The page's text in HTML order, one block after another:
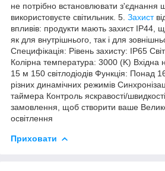
не потрібно встановлювати з'єднання
використовуєте світильник. 5. Захист
впливів: продукти мають захист IP44,
як для внутрішнього, так і для
Специфікація: Рівень захисту: IP65
Колірна температура: 3000 (K) Вхідна
15 м 150 світлодіодів Функція: Понад
різних динамічних режимів
таймера Контроль яскравості/
замовлення, щоб створити ваше
освітлення
Приховати